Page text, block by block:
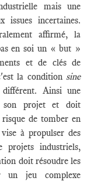
mais une
issues incertaines.
affirmé, la
en soi un « but »
et de clés de
la condition sine
Ainsi une
son projet et doit
de tomber en
à propulser des
projets industriels,
doit résoudre les
un jeu complexe